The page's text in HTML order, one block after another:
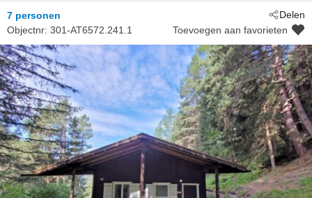
Delen
7 personen
Objectnr: 301-AT6572.241.1 Toevoegen aan favorieten